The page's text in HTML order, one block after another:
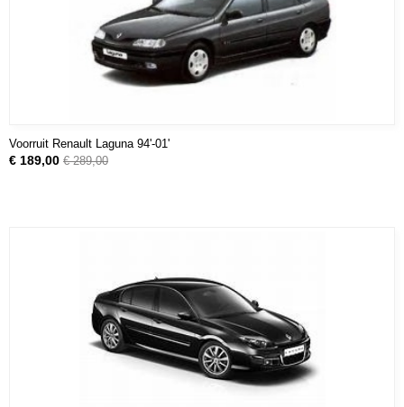
Voorruit Renault Laguna 94'-01'
€ 189,00 € 289,00